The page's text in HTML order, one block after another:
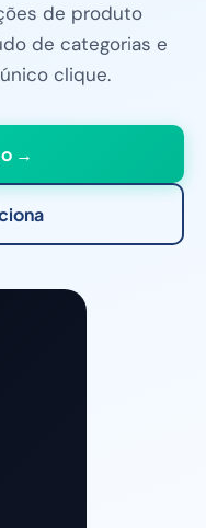
de produto
de categorias e
clique.
→